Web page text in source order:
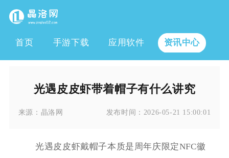
首页 手游下载 应用软件 资讯中心
光遇皮皮虾带着帽子有什么讲究
来源： 晶洛网 发布时间： 2026-05-21 15:00:01
光遇皮皮虾戴帽子本质是周年庆限定NFC徽